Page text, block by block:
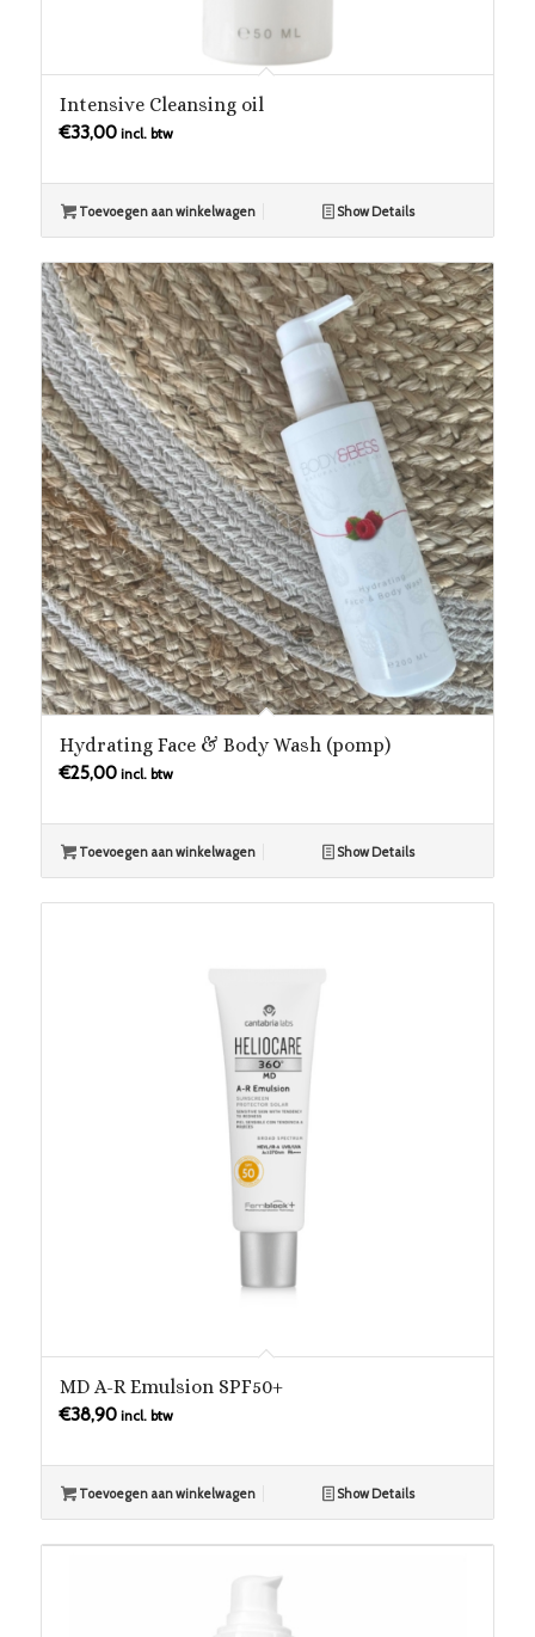
Intensive Cleansing oil
€33,00 incl. btw
Toevoegen aan winkelwagen Show Details
Hydrating Face & Body Wash (pomp)
€25,00 incl. btw
Toevoegen aan winkelwagen Show Details
MD A-R Emulsion SPF50+
€38,90 incl. btw
Toevoegen aan winkelwagen Show Details